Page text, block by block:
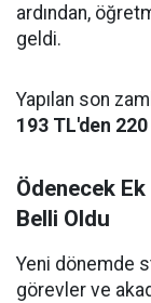
ardından,
geldi.
Yapılan son
193 TL'den
Ödenecek
Belli Oldu
Yeni dönemde
görevler ve